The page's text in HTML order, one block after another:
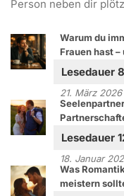
Person neben dir
Warum du
Frauen hast
21. März 2026
18. Januar
Was
meistern